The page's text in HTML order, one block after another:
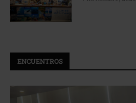
ENCUENTROS